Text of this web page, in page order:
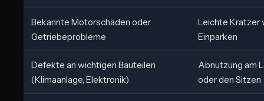
Bekannte Motorschäden oder
Getriebeprobleme
Leichte Kratzer
Einparken
Defekte an wichtigen Bauteilen
(Klimaanlage, Elektronik)
Abnutzung am
oder den Sitzen